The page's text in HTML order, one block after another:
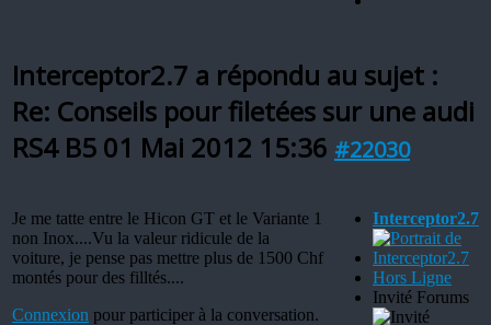
Interceptor2.7 a répondu au sujet :
Re: Conseils pour filetées sur une audi
RS4 B5 01 Mai 2012 15:36 #22030
Je me tatte entre le Hicon GT et le Variante 1
non Inox....Vu la valeur ridicule de la
voiture, je pense pas mettre plus de 1500 Chf
montés pour des filltés....
Connexion pour participer à la conversation.
Interceptor2.7
Hors Ligne
Invité Forums